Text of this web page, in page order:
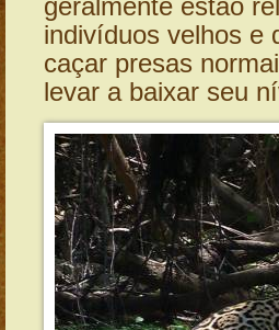
geralmente estão
indivíduos velhos e
caçar presas
levar a baixar seu